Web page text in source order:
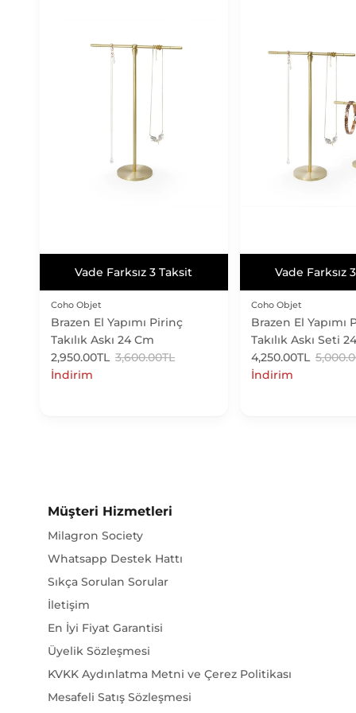
Vade Farksız 3 Taksit
Vade Farksız 3 Taksit
Coho Objet
Brazen El Yapımı Pirinç
Takılık Askı 24 Cm
2,950.00TL 3,600.00TL
İndirim
Vade Farksız
Vade Farksız
Coho Objet
Brazen El Yapımı
Takılık Askı Seti
4,250.00TL
İndirim
Müşteri Hizmetleri
Milagron Society
Whatsapp Destek Hattı
Sıkça Sorulan Sorular
İletişim
En İyi Fiyat Garantisi
Üyelik Sözleşmesi
KVKK Aydınlatma Metni ve Çerez Politikası
Mesafeli Satış Sözleşmesi